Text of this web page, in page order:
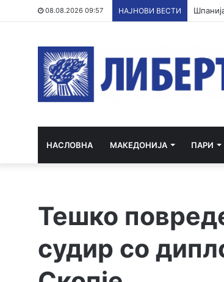
08.08.2026 09:57 НАЈНОВИ ВЕСТИ
НАСЛОВНА МАКЕДОНИЈА ПАРИ
Тешко
судир со